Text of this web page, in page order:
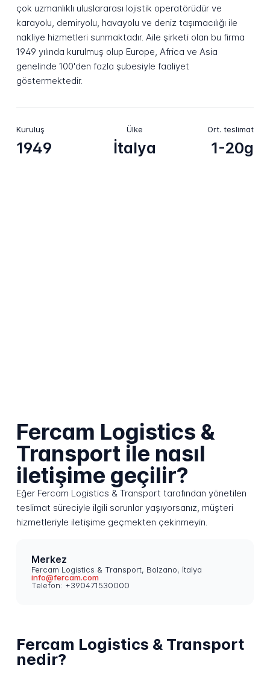
çok uzmanlıklı uluslararası lojistik operatörüdür ve
karayolu, demiryolu, havayolu ve deniz taşımacılığı ile
nakliye hizmetleri sunmaktadır. Aile şirketi olan bu firma
1949 yılında kurulmuş olup Europe, Africa ve Asia
genelinde 100'den fazla şubesiyle faaliyet
göstermektedir.
Kuruluş
1949
Ülke
İtalya
Ort. teslimat
1-20g
Fercam Logistics &
Transport ile nasıl
iletişime geçilir?
Eğer Fercam Logistics & Transport tarafından yönetilen
teslimat süreciyle ilgili sorunlar yaşıyorsanız, müşteri
hizmetleriyle iletişime geçmekten çekinmeyin.
Merkez
Fercam Logistics & Transport, Bolzano, İtalya
info@fercam.com
Telefon: +390471530000
Fercam Logistics & Transport
nedir?